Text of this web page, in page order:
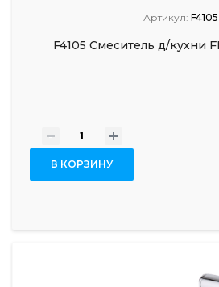
Артикул: F4105
F4105 Смеситель д/кухни
- +
В КОРЗИНУ